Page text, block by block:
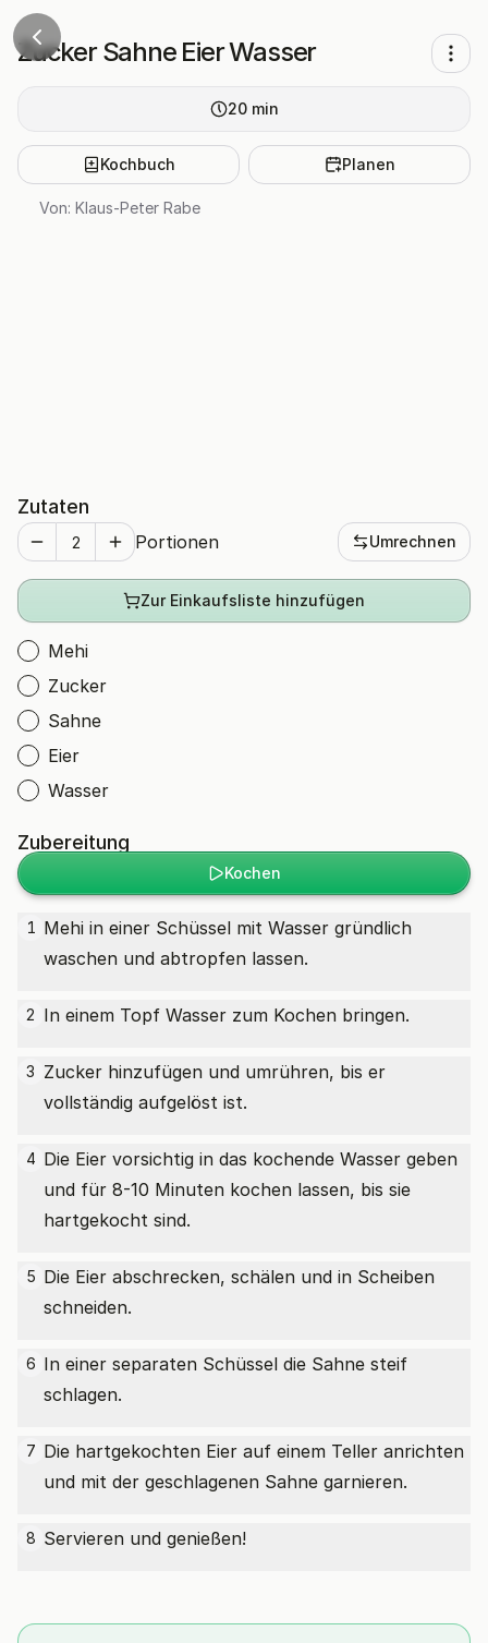
Zucker Sahne Eier Wasser
20 min
Kochbuch Planen
Von: Klaus-Peter Rabe
Zutaten
Portionen Umrechnen
Zur Einkaufsliste hinzufügen
Mehi
Zucker
Sahne
Eier
Wasser
Zubereitung
Kochen
1 Mehi in einer Schüssel mit Wasser gründlich
waschen und abtropfen lassen.
2 In einem Topf Wasser zum Kochen bringen.
3 Zucker hinzufügen und umrühren, bis er
vollständig aufgelöst ist.
4 Die Eier vorsichtig in das kochende Wasser geben
und für 8-10 Minuten kochen lassen, bis sie
hartgekocht sind.
5 Die Eier abschrecken, schälen und in Scheiben
schneiden.
6 In einer separaten Schüssel die Sahne steif
schlagen.
7 Die hartgekochten Eier auf einem Teller anrichten
und mit der geschlagenen Sahne garnieren.
8 Servieren und genießen!